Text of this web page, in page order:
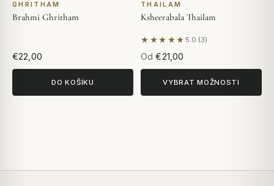
GHRITHAM
Brahmi Ghritham
€22,00
DO KOŠÍKU
THAILAM
Ksheerabala Thailam
★★★★★ 5.0 (3)
Na základě 3 hodnocení
Od €21,00
VYBRAT MOŽNOSTI